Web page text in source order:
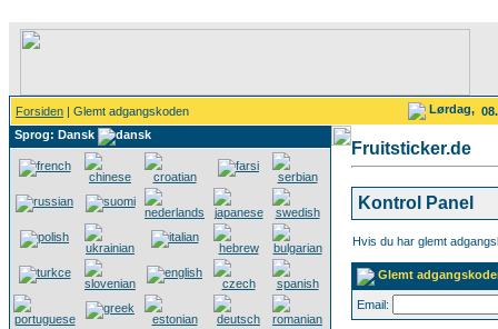
Forsiden | Glemt adgangskoden Lørdag,
Sprog: Dansk
Fruitsticker.de
Kontrol Panel
Hvis du har glemt
Glemt
Email: